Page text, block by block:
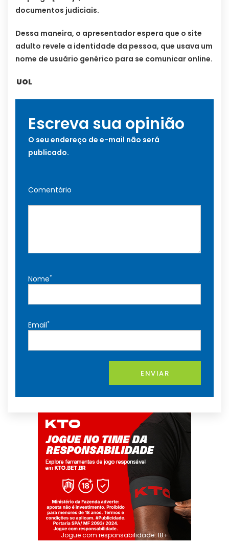
documentos judiciais.
Dessa maneira, o apresentador espera que o site
adulto revele a identidade da pessoa, que usava um
nome de usuário genérico para se comunicar online.
UOL
Escreva sua opinião
O seu endereço de e-mail não será
publicado.
Comentário
Nome*
Email*
ENVIAR
Jogue com responsabilidade. 18+